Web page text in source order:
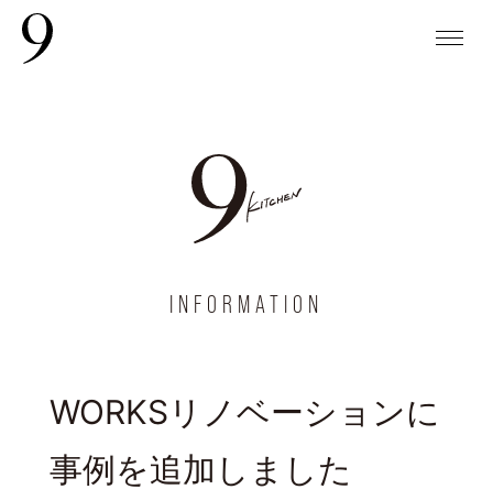
INFORMATION
WORKSリノベーションに
事例を追加しました